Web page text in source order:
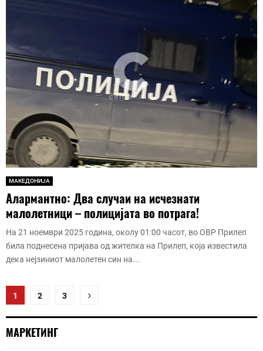
МАКЕДОНИЈА
Алармантно: Два случаи на исчезнати
малолетници – полицијата во потрага!
На 21 ноември 2025 година, околу 01:00 часот, во ОВР Прилеп
била поднесена пријава од жителка на Прилеп, која известила
дека нејзиниот малолетен син на...
Posts
pagination
1 2 3
МАРКЕТИНГ